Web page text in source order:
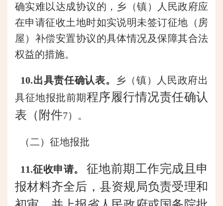
确实难以达成协议的，乡（镇）人民政府应
在申请征收土地时如实说明未签订征地（房
屋）补偿安置协议的具体情况及保障其合法
权益的措施。
10.出具责任确认表。
乡（镇）人民政府出
具征地报批前期程序履行情况责任确认
表（附件7）。
（二）征地报批
11.征收申请。
征地前期工作完成且申
报材料齐全后，县资规局负责受理和